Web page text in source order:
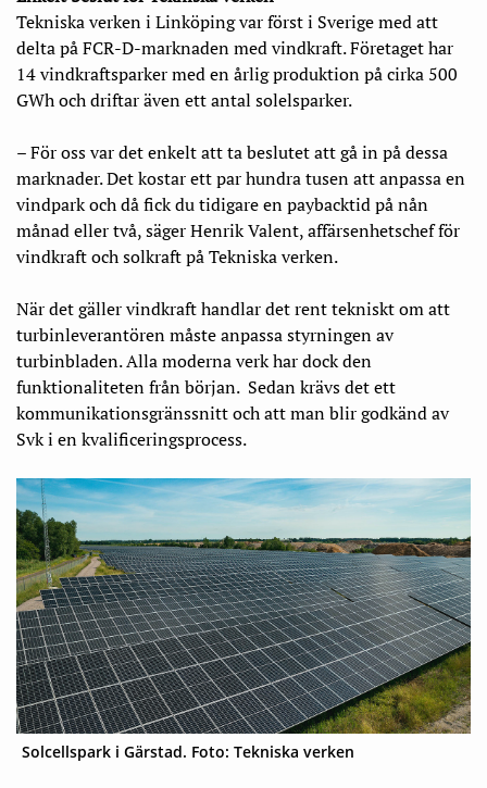
Tekniska verken i Linköping var först i Sverige med att
delta på FCR-D-marknaden med vindkraft. Företaget har
14 vindkraftsparker med en årlig produktion på cirka 500
GWh och driftar även ett antal solelsparker.
– För oss var det enkelt att ta beslutet att gå in på dessa
marknader. Det kostar ett par hundra tusen att anpassa en
vindpark och då fick du tidigare en paybacktid på nån
månad eller två, säger Henrik Valent, affärsenhetschef för
vindkraft och solkraft på Tekniska verken.
När det gäller vindkraft handlar det rent tekniskt om att
turbinleverantören måste anpassa styrningen av
turbinbladen. Alla moderna verk har dock den
funktionaliteten från början. Sedan krävs det ett
kommunikationsgränssnitt och att man blir godkänd av
Svk i en kvalificeringsprocess.
Solcellspark i Gärstad. Foto: Tekniska verken